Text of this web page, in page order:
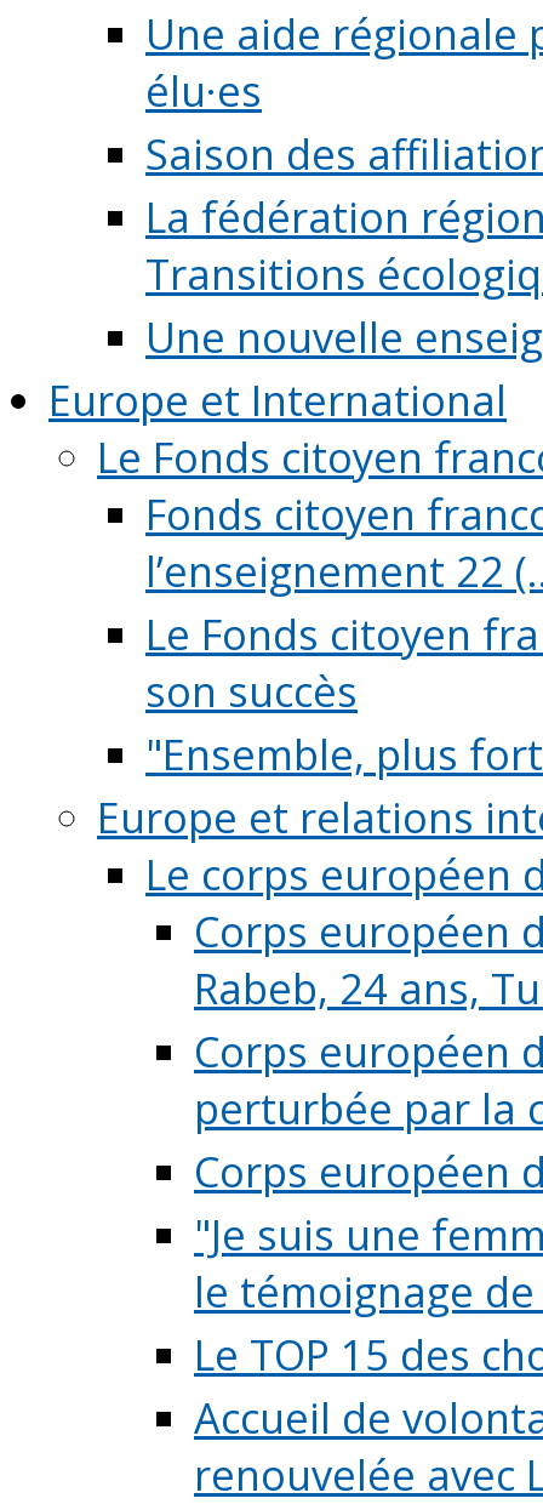
Une aide régionale
élu·es
Saison des
La fédération
Transitions
Une nouvelle
Europe et International
Le Fonds citoyen
Fonds citoyen
l’enseignement 22
Le Fonds citoyen
son succès
"Ensemble, plus
Europe et relations
Le corps européen
Corps européen
Rabeb, 24 ans,
Corps européen
perturbée par la
Corps européen
"Je suis une
le témoignage de
Le TOP 15 des
Accueil de
renouvelée avec